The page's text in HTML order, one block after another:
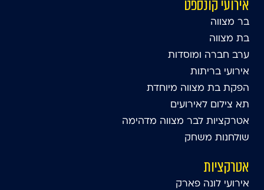
אירועי קונספט
בר מצווה
בת מצווה
ערב חברה ומוסדות
אירועי בריתות
הפקת בת מצווה מיוחדת
תא צילום לאירועים
אטרקציות לבר מצווה מדהימה
שולחנות משחק
אטרקציות
אירועי לונה פארק